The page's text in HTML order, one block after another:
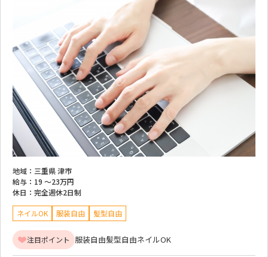
地域： 三重県 津市
給与： 19 ～23万円
休日： 完全週休2日制
ネイルOK 服装自由 髪型自由
注目ポイント 服装自由髪型自由ネイルOK